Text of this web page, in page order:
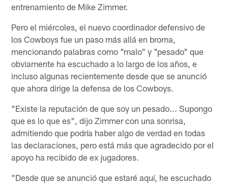
entrenamiento de Mike Zimmer.
Pero el miércoles, el nuevo coordinador defensivo de
los Cowboys fue un paso más allá en broma,
mencionando palabras como "malo" y "pesado" que
obviamente ha escuchado a lo largo de los años, e
incluso algunas recientemente desde que se anunció
que ahora dirige la defensa de los Cowboys.
"Existe la reputación de que soy un pesado... Supongo
que es lo que es", dijo Zimmer con una sonrisa,
admitiendo que podría haber algo de verdad en todas
las declaraciones, pero está más que agradecido por el
apoyo ha recibido de ex jugadores.
"Desde que se anunció que estaré aquí, he escuchado